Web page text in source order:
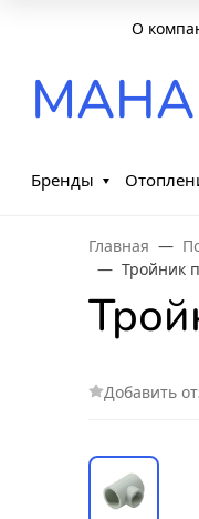
О
Бренды
Главная
Тройник
Добавить